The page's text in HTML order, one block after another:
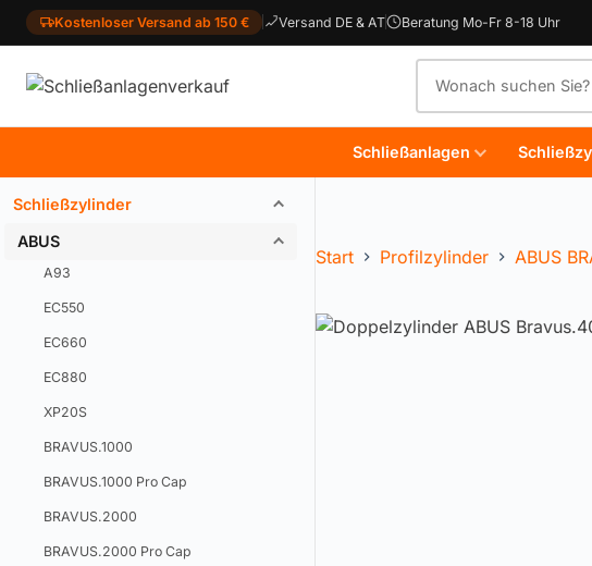
Kostenloser Versand ab 150 € Versand DE & AT Beratung Mo-Fr 8-18 Uhr
Schließanlagen
Schließzylinder
ABUS
A93
EC550
EC660
EC880
XP20S
BRAVUS.1000
BRAVUS.1000 Pro Cap
BRAVUS.2000
BRAVUS.2000 Pro Cap
Start Profilzylinder ABUS